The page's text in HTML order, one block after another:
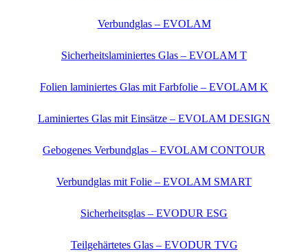
Verbundglas – EVOLAM
Sicherheitslaminiertes Glas – EVOLAM T
Folien laminiertes Glas mit Farbfolie – EVOLAM K
Laminiertes Glas mit Einsätze – EVOLAM DESIGN
Gebogenes Verbundglas – EVOLAM CONTOUR
Verbundglas mit Folie – EVOLAM SMART
Sicherheitsglas – EVODUR ESG
Teilgehärtetes Glas – EVODUR TVG